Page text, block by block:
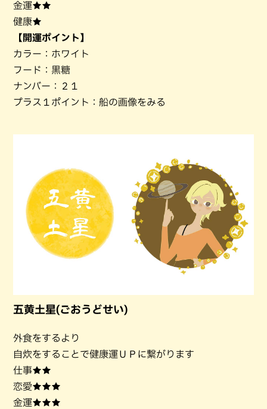
金運★★
健康★
【開運ポイント】
カラー：ホワイト
フード：黒糖
ナンバー：２１
プラス１ポイント：船の画像をみる
五黄土星(ごおうどせい)
外食をするより
自炊をすることで健康運ＵＰに繋がります
仕事★★
恋愛★★★
金運★★★